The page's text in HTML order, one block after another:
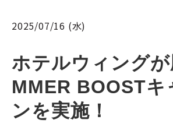
2025/07/16 (水)
ホテルウィング
MMER BOOSTキ
ンを実施！